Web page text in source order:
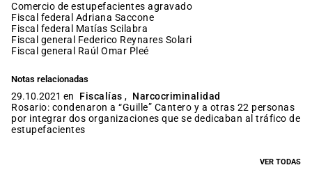
comercio de estupefacientes agravado
fiscal federal Adriana Saccone
fiscal federal Matías Scilabra
fiscal general Federico Reynares Solari
fiscal general Raúl Omar Pleé
Notas relacionadas
29.10.2021 en Fiscalías , Narcocriminalidad
Rosario: condenaron a “Guille” Cantero y a otras 22 personas
por integrar dos organizaciones que se dedicaban al tráfico de
estupefacientes
VER TODAS